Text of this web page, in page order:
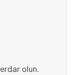
olun.